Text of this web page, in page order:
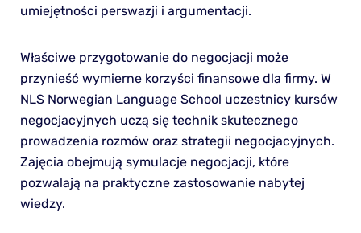
umiejętności perswazji i argumentacji.
Właściwe przygotowanie do negocjacji może
przynieść wymierne korzyści finansowe dla firmy. W
NLS Norwegian Language School uczestnicy kursów
negocjacyjnych uczą się technik skutecznego
prowadzenia rozmów oraz strategii negocjacyjnych.
Zajęcia obejmują symulacje negocjacji, które
pozwalają na praktyczne zastosowanie nabytej
wiedzy.